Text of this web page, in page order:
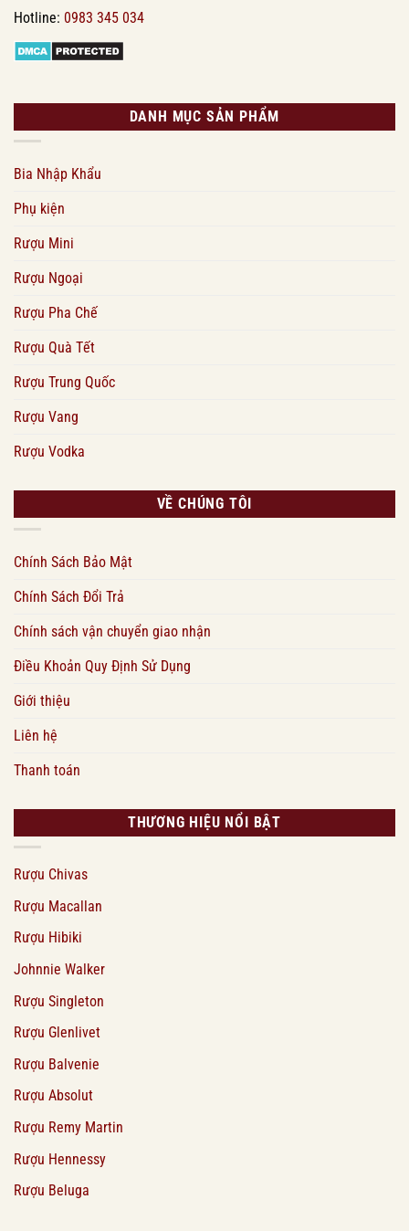
Hotline: 0983 345 034
DANH MỤC SẢN PHẨM
Bia Nhập Khẩu
Phụ kiện
Rượu Mini
Rượu Ngoại
Rượu Pha Chế
Rượu Quà Tết
Rượu Trung Quốc
Rượu Vang
Rượu Vodka
VỀ CHÚNG TÔI
Chính Sách Bảo Mật
Chính Sách Đổi Trả
Chính sách vận chuyển giao nhận
Điều Khoản Quy Định Sử Dụng
Giới thiệu
Liên hệ
Thanh toán
THƯƠNG HIỆU NỔI BẬT
Rượu Chivas
Rượu Macallan
Rượu Hibiki
Johnnie Walker
Rượu Singleton
Rượu Glenlivet
Rượu Balvenie
Rượu Absolut
Rượu Remy Martin
Rượu Hennessy
Rượu Beluga